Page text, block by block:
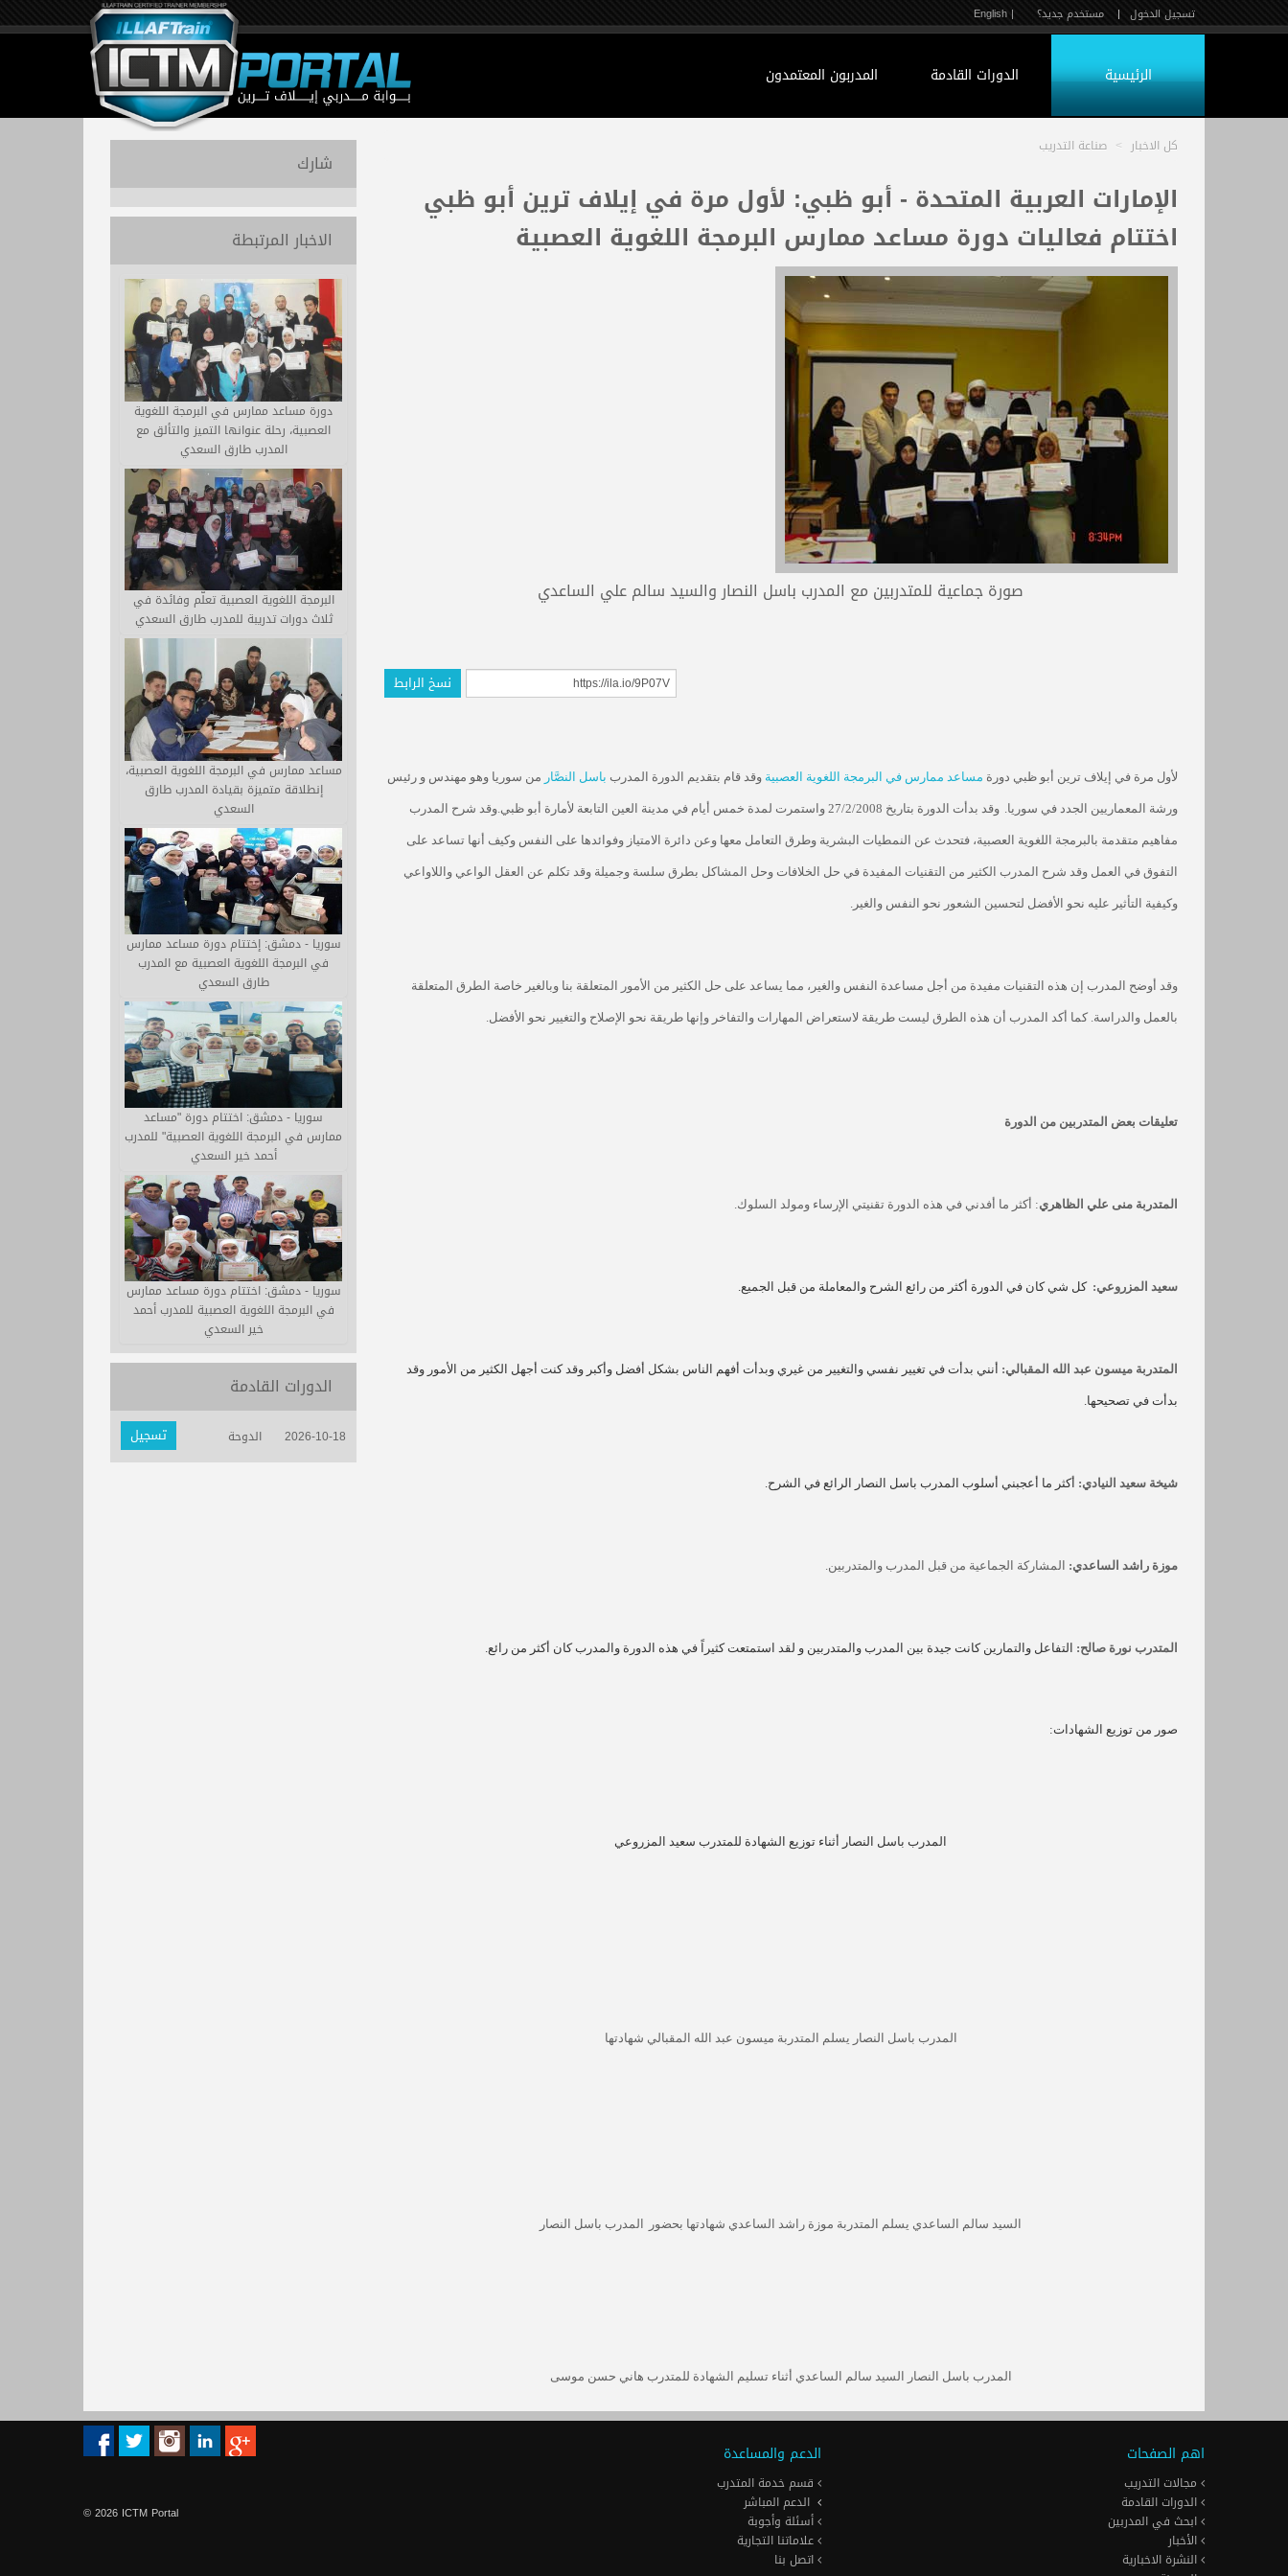
تسجيل الدخول | مستخدم جديد؟ | English
الرئيسية الدورات القادمة المدربون المعتمدون
كل الاخبار > صناعة التدريب
الإمارات العربية المتحدة - أبو ظبي: لأول مرة في إيلاف ترين أبو ظبي
اختتام فعاليات دورة مساعد ممارس البرمجة اللغوية العصبية
صورة جماعية للمتدربين مع المدرب باسل النصار والسيد سالم علي الساعدي
نسخ الرابط
لأول مرة في إيلاف ترين أبو ظبي دورة مساعد ممارس في البرمجة اللغوية العصبية وقد قام بتقديم الدورة المدرب باسل النصَّار من سوريا وهو مهندس و رئيس
ورشة المعماريين الجدد في سوريا. وقد بدأت الدورة بتاريخ 27/2/2008 واستمرت لمدة خمس أيام في مدينة العين التابعة لأمارة أبو ظبي. وقد شرح المدرب
مفاهيم متقدمة بالبرمجة اللغوية العصبية، فتحدث عن النمطيات البشرية وطرق التعامل معها وعن دائرة الامتياز وفوائدها على النفس وكيف أنها تساعد على
التفوق في العمل وقد شرح المدرب الكثير من التقنيات المفيدة في حل الخلافات وحل المشاكل بطرق سلسة وجميلة وقد تكلم عن العقل الواعي واللاواعي
وكيفية التأثير عليه نحو الأفضل لتحسين الشعور نحو النفس والغير.
وقد أوضح المدرب إن هذه التقنيات مفيدة من أجل مساعدة النفس والغير، مما يساعد على حل الكثير من الأمور المتعلقة بنا وبالغير خاصة الطرق المتعلقة
بالعمل والدراسة. كما أكد المدرب أن هذه الطرق ليست طريقة لاستعراض المهارات والتفاخر وإنها طريقة نحو الإصلاح والتغيير نحو الأفضل.
تعليقات بعض المتدربين من الدورة
المتدربة منى علي الظاهري: أكثر ما أفدني في هذه الدورة تقنيتي الإرساء ومولد السلوك.
سعيد المزروعي: كل شي كان في الدورة أكثر من رائع الشرح والمعاملة من قبل الجميع.
المتدربة ميسون عبد الله المقبالي: أنني بدأت في تغيير نفسي والتغيير من غيري وبدأت أفهم الناس بشكل أفضل وأكبر وقد كنت أجهل الكثير من الأمور وقد
بدأت في تصحيحها.
شيخة سعيد النيادي: أكثر ما أعجبني أسلوب المدرب باسل النصار الرائع في الشرح.
موزة راشد الساعدي: المشاركة الجماعية من قبل المدرب والمتدربين.
المتدرب نورة صالح: التفاعل والتمارين كانت جيدة بين المدرب والمتدربين و لقد استمتعت كثيراً في هذه الدورة والمدرب كان أكثر من رائع.
صور من توزيع الشهادات:
المدرب باسل النصار أثناء توزيع الشهادة للمتدرب سعيد المزروعي
المدرب باسل النصار يسلم المتدربة ميسون عبد الله المقبالي شهادتها
السيد سالم الساعدي يسلم المتدربة موزة راشد الساعدي شهادتها بحضور المدرب باسل النصار
المدرب باسل النصار السيد سالم الساعدي أثناء تسليم الشهادة للمتدرب هاني حسن موسى
شارك
الاخبار المرتبطة
دورة مساعد ممارس في البرمجة اللغوية
العصبية، رحلة عنوانها التميز والتألق مع
المدرب طارق السعدي
البرمجة اللغوية العصبية تعلّم وفائدة في
ثلاث دورات تدريبة للمدرب طارق السعدي
مساعد ممارس في البرمجة اللغوية العصبية،
إنطلاقة متميزة بقيادة المدرب طارق
السعدي
سوريا - دمشق: إختتام دورة مساعد ممارس
في البرمجة اللغوية العصبية مع المدرب
طارق السعدي
سوريا - دمشق: اختتام دورة "مساعد
ممارس في البرمجة اللغوية العصبية" للمدرب
أحمد خير السعدي
سوريا - دمشق: اختتام دورة مساعد ممارس
في البرمجة اللغوية العصبية للمدرب أحمد
خير السعدي
الدورات القادمة
2026-10-18 الدوحة تسجيل
اهم الصفحات
مجالات التدريب
الدورات القادمة
ابحث في المدربين
الأخبار
النشرة الاخبارية
الدعم والمساعدة
قسم خدمة المتدرب
الدعم المباشر
أسئلة وأجوبة
علاماتنا التجارية
اتصل بنا
© 2026 ICTM Portal